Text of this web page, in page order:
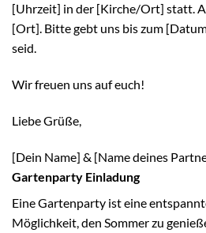
[Uhrzeit] in der [Kirche/Ort] statt.
[Ort]. Bitte gebt uns bis zum
seid.
Wir freuen uns auf euch!
Liebe Grüße,
[Dein Name] & [Name deines
Gartenparty Einladung
Eine Gartenparty ist eine
Möglichkeit, den Sommer zu